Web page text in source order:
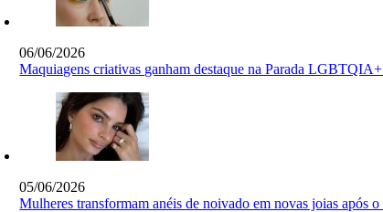
06/06/2026
Maquiagens criativas ganham destaque na Parada
05/06/2026
Mulheres transformam anéis de noivado em novas joias após